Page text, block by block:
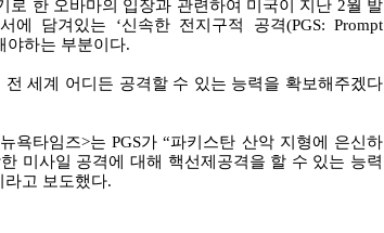
로 한 오바마의 입장과 관련하여 미국이 지난 2월 발
에 담겨있는 ‘신속한 전지구적 공격(PGS: Prompt
야하는 부분이다.
전 세계 어디든 공격할 수 있는 능력을 확보해주겠다
욕타임즈>는 PGS가 “파키스탄 산악 지형에 은신하
미사일 공격에 대해 핵선제공격을 할 수 있는 능력
라고 보도했다.